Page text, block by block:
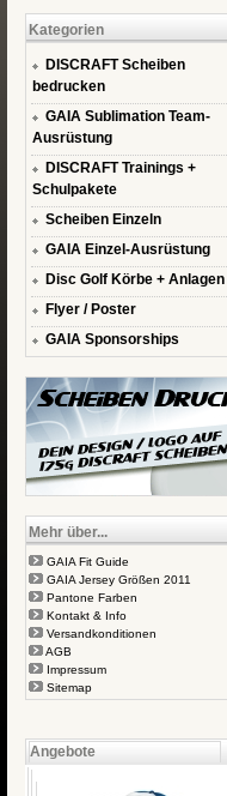
Kategorien
DISCRAFT Scheiben
bedrucken
GAIA Sublimation Team-
Ausrüstung
DISCRAFT Trainings +
Schulpakete
Scheiben Einzeln
GAIA Einzel-Ausrüstung
Disc Golf Körbe + Anlagen
Flyer / Poster
GAIA Sponsorships
Mehr über...
GAIA Fit Guide
GAIA Jersey Größen 2011
Pantone Farben
Kontakt & Info
Versandkonditionen
AGB
Impressum
Sitemap
Angebote